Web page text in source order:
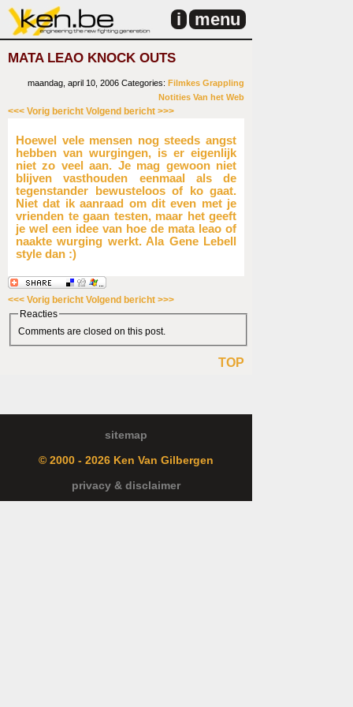
i menu
MATA LEAO KNOCK OUTS
maandag, april 10, 2006 Categories: Filmkes Grappling
Notities Van het Web
<<< Vorig bericht Volgend bericht >>>
Hoewel vele mensen nog steeds angst
hebben van wurgingen, is er eigenlijk
niet zo veel aan. Je mag gewoon niet
blijven vasthouden eenmaal als de
tegenstander bewusteloos of ko gaat.
Niet dat ik aanraad om dit even met je
vrienden te gaan testen, maar het geeft
je wel een idee van hoe de mata leao of
naakte wurging werkt. Ala Gene Lebell
style dan :)
<<< Vorig bericht Volgend bericht >>>
Reacties
Comments are closed on this post.
TOP
sitemap
© 2000 - 2026 Ken Van Gilbergen
privacy & disclaimer